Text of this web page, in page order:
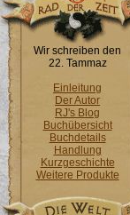
Wir schreiben den
22. Tammaz
Einleitung
Der Autor
RJ's Blog
Buchübersicht
Buchdetails
Handlung
Kurzgeschichte
Weitere Produkte